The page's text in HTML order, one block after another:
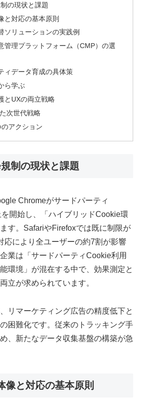
の現状と課題
と対応の基本原則
ソリューションの実践例
管理プラットフォーム（CMP）の選
ィデータ育成の具体策
ら学ぶ
とUXの両立戦略
次世代戦略
アクション
制の現状と課題
Chromeがサードパーティ
開始し、「ハイブリッドCookie環
す。SafariやFirefoxでは既に制限が
応により全ユーザーの約7割が影響
業は「サードパーティCookie利用
環境」が混在する中で、効果測定と
立が求められています。
リマーケティング広告の精度低下と
困難化です。従来のトラッキング手
、新たなデータ収集基盤の構築が急
像と対応の基本原則